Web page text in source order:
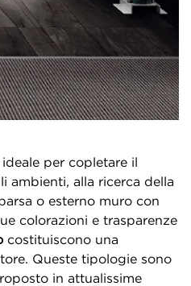
per copletare il
ambienti, alla ricerca della
o esterno muro con
colorazioni e trasparenze
costituiscono una
Queste tipologie sono
in attualissime